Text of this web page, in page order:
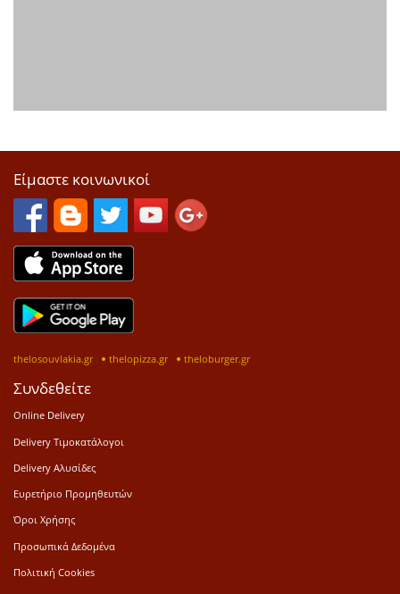
Είμαστε κοινωνικοί
thelosouvlakia.gr thelopizza.gr theloburger.gr
Συνδεθείτε
Online Delivery
Delivery Τιμοκατάλογοι
Delivery Αλυσίδες
Ευρετήριο Προμηθευτών
Όροι Χρήσης
Προσωπικά Δεδομένα
Πολιτική Cookies